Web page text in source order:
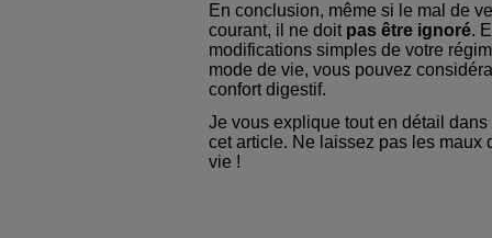
En conclusion, même si le mal de
courant, il ne doit pas être ignoré.
modifications simples de votre
mode de vie, vous pouvez
confort digestif.
Je vous explique tout en détail
cet article. Ne laissez pas les maux
vie !